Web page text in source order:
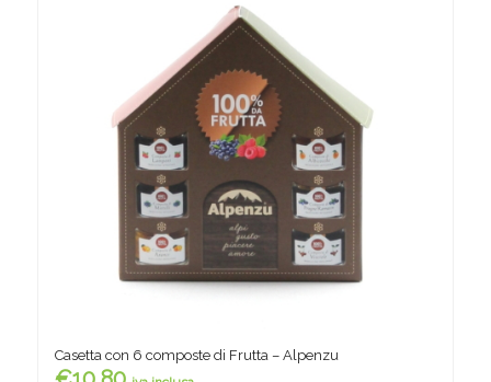
Casetta con 6 composte di Frutta – Alpenzu